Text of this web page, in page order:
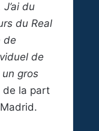
du
du Real
de
de
un gros
de la part